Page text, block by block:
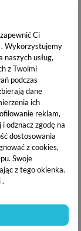
Ci
. Wykorzystujemy
usług,
z Twoimi
podczas
dane
ich
reklam,
odznacz zgodę na
dostosowania
z cookies,
Swoje
z tego okienka.
.
OD:
/zobacz więcej
WYSYŁKA:
200 zł